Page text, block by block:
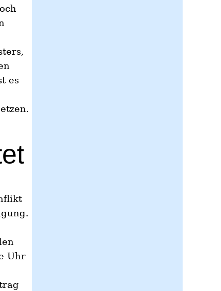
es
Uhr